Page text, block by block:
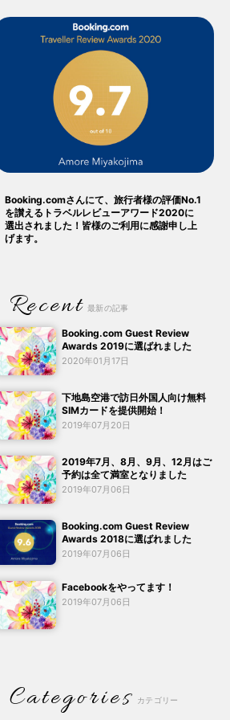
Booking.comさんにて、旅行者様の評価No.1
を讃えるトラベルレビューアワード2020に
選出されました！皆様のご利用に感謝申し上
げます。
Recent 最新の記事
Booking.com Guest Review
Awards 2019に選ばれました
2020年01月17日
下地島空港で訪日外国人向け無料
SIMカードを提供開始！
2019年07月20日
2019年7月、8月、9月、12月はご
予約は全て満室となりました
2019年07月06日
Booking.com Guest Review
Awards 2018に選ばれました
2019年07月06日
Facebookをやってます！
2019年07月06日
Categories カテゴリー